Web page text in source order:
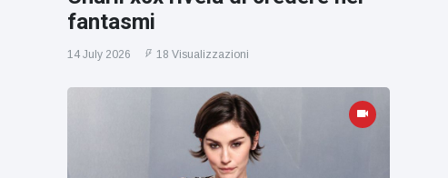
fantasmi
14 July 2026 18 Visualizzazioni